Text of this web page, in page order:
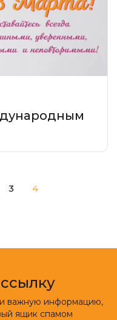
3 4
важную информацию,
ящик спамом